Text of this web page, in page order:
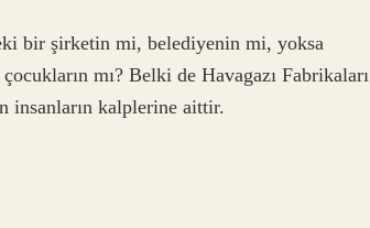
bir şirketin mi, belediyenin mi, yoksa
mı? Belki de Havagazı Fabrikaları
insanların kalplerine aittir.